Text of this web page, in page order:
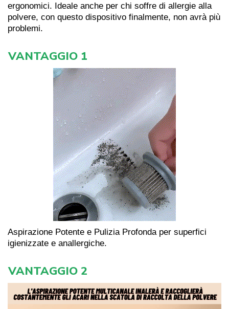
ergonomici. Ideale anche per chi soffre di allergie alla
polvere, con questo dispositivo finalmente, non avrà più
problemi.
VANTAGGIO 1
Aspirazione Potente e Pulizia Profonda per superfici
igienizzate e anallergiche.
VANTAGGIO 2